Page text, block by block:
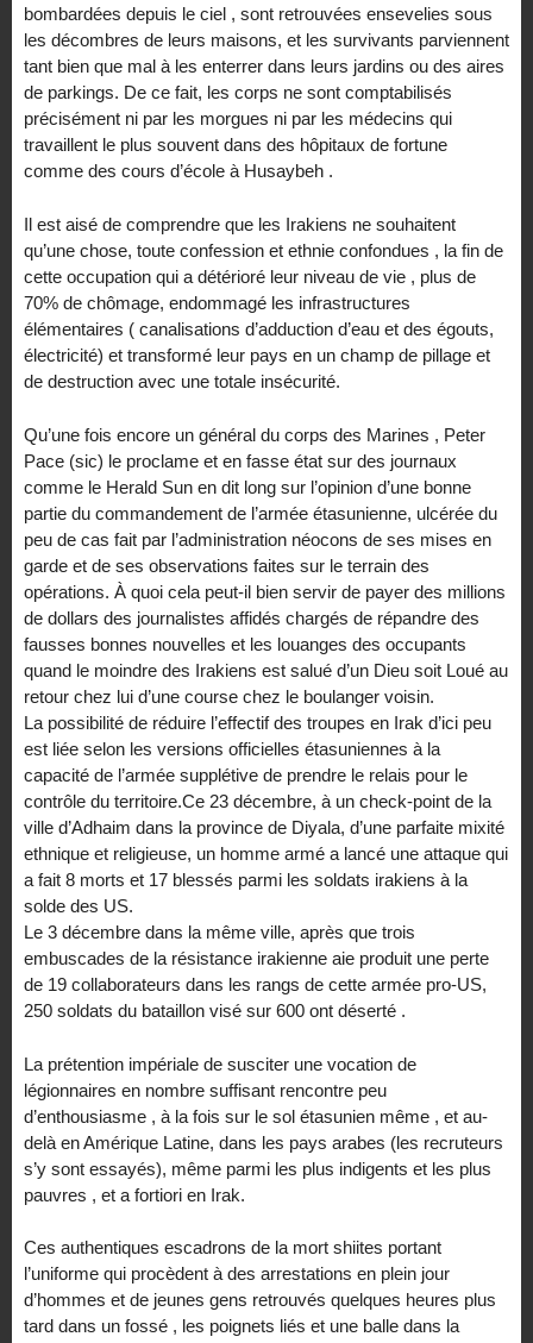
bombardées depuis le ciel , sont retrouvées ensevelies sous
les décombres de leurs maisons, et les survivants parviennent
tant bien que mal à les enterrer dans leurs jardins ou des aires
de parkings. De ce fait, les corps ne sont comptabilisés
précisément ni par les morgues ni par les médecins qui
travaillent le plus souvent dans des hôpitaux de fortune
comme des cours d’école à Husaybeh .
Il est aisé de comprendre que les Irakiens ne souhaitent
qu’une chose, toute confession et ethnie confondues , la fin de
cette occupation qui a détérioré leur niveau de vie , plus de
70% de chômage, endommagé les infrastructures
élémentaires ( canalisations d’adduction d’eau et des égouts,
électricité) et transformé leur pays en un champ de pillage et
de destruction avec une totale insécurité.
Qu’une fois encore un général du corps des Marines , Peter
Pace (sic) le proclame et en fasse état sur des journaux
comme le Herald Sun en dit long sur l’opinion d’une bonne
partie du commandement de l’armée étasunienne, ulcérée du
peu de cas fait par l’administration néocons de ses mises en
garde et de ses observations faites sur le terrain des
opérations. À quoi cela peut-il bien servir de payer des millions
de dollars des journalistes affidés chargés de répandre des
fausses bonnes nouvelles et les louanges des occupants
quand le moindre des Irakiens est salué d’un Dieu soit Loué au
retour chez lui d’une course chez le boulanger voisin.
La possibilité de réduire l’effectif des troupes en Irak d’ici peu
est liée selon les versions officielles étasuniennes à la
capacité de l’armée supplétive de prendre le relais pour le
contrôle du territoire.Ce 23 décembre, à un check-point de la
ville d’Adhaim dans la province de Diyala, d’une parfaite mixité
ethnique et religieuse, un homme armé a lancé une attaque qui
a fait 8 morts et 17 blessés parmi les soldats irakiens à la
solde des US.
Le 3 décembre dans la même ville, après que trois
embuscades de la résistance irakienne aie produit une perte
de 19 collaborateurs dans les rangs de cette armée pro-US,
250 soldats du bataillon visé sur 600 ont déserté .
La prétention impériale de susciter une vocation de
légionnaires en nombre suffisant rencontre peu
d’enthousiasme , à la fois sur le sol étasunien même , et au-
delà en Amérique Latine, dans les pays arabes (les recruteurs
s’y sont essayés), même parmi les plus indigents et les plus
pauvres , et a fortiori en Irak.
Ces authentiques escadrons de la mort shiites portant
l’uniforme qui procèdent à des arrestations en plein jour
d’hommes et de jeunes gens retrouvés quelques heures plus
tard dans un fossé , les poignets liés et une balle dans la